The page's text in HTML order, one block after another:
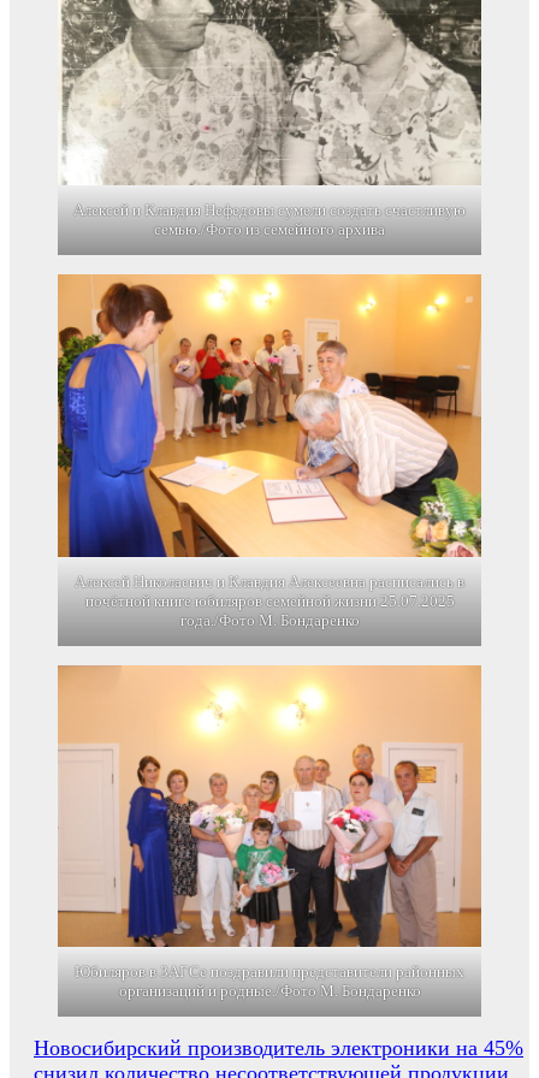
Алексей и Клавдия Нефедовы сумели создать счастливую
семью./Фото из семейного архива
Алексей Николаевич и Клавдия Алексеевна расписались в
почётной книге юбиляров семейной жизни 25.07.2025
года./Фото М. Бондаренко
Юбиляров в ЗАГСе поздравили представители районных
организаций и родные./Фото М. Бондаренко
Навигация
Новосибирский производитель электроники на 45%